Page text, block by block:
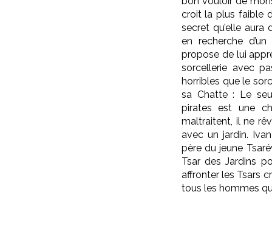
croit la plus faible
secret qu’elle aura
en recherche
propose de lui
sorcellerie avec
horribles que le
sa Chatte : Le
pirates est une
maltraitent, il ne
avec un jardin.
père du jeune
Tsar des Jardins
affronter les Tsars
tous les hommes